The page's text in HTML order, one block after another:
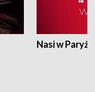
Nasi w Paryżu